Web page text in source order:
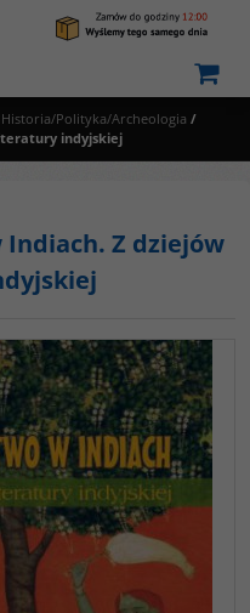
Historia/Polityka/Archeologia /
indyjskiej
Indiach. Z dziejów